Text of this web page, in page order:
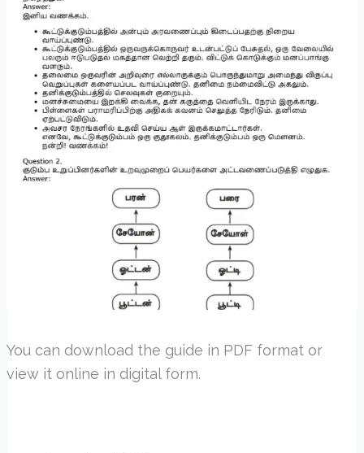
You can download the guide in PDF format or
view it online in digital form.